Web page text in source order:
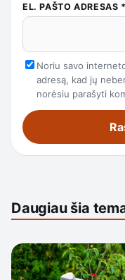
EL. PAŠTO ADRESAS *
Noriu savo
adresą, kad jų
norėsiu parašyti
Daugiau šia